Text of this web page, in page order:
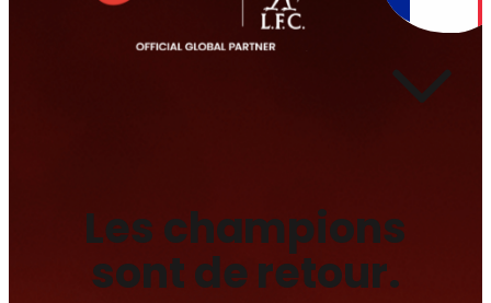
Les champions
sont de retour.